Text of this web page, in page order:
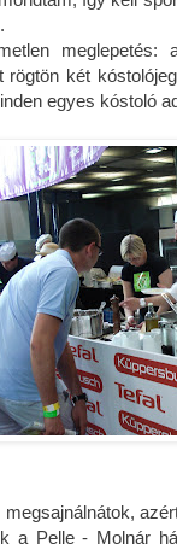
meglepetés:
rögtön két
egyes kóstoló
a Pelle - Molnár